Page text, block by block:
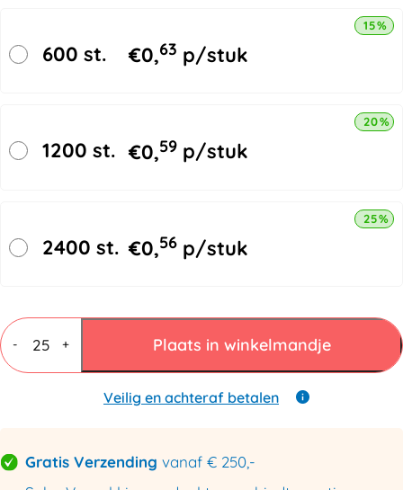
600 st. €0,63 p/stuk
15%
1200 st. €0,59 p/stuk
20%
2400 st. €0,56 p/stuk
25%
-
Vouwdozen
3
mm
+ Plaats in winkelmandje
Veilig en achteraf betalen
Gratis Verzending vanaf € 250,-